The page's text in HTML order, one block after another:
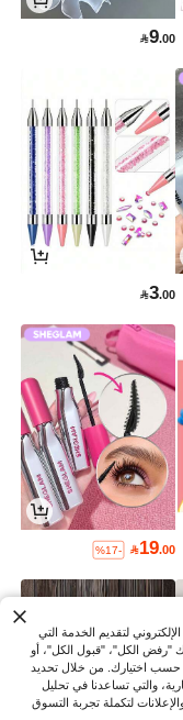
9.00
3.00
19.00
%17-
لتقديم الخدمة التي
"رفض الكل"، "قبول الكل"، أو
حسب اختيارك. من خلال تحديد
والتي تساعدنا في تحليل
لتكملة تجربة التسوق